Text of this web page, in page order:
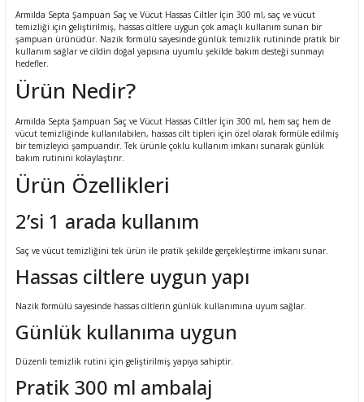
Armilda Septa Şampuan Saç ve Vücut Hassas Ciltler İçin 300 ml, saç ve vücut
temizliği için geliştirilmiş, hassas ciltlere uygun çok amaçlı kullanım sunan bir
şampuan ürünüdür. Nazik formülü sayesinde günlük temizlik rutininde pratik bir
kullanım sağlar ve cildin doğal yapısına uyumlu şekilde bakım desteği sunmayı
hedefler.
Ürün Nedir?
Armilda Septa Şampuan Saç ve Vücut Hassas Ciltler İçin 300 ml, hem saç hem de
vücut temizliğinde kullanılabilen, hassas cilt tipleri için özel olarak formüle edilmiş
bir temizleyici şampuandır. Tek ürünle çoklu kullanım imkanı sunarak günlük
bakım rutinini kolaylaştırır.
Ürün Özellikleri
2’si 1 arada kullanım
Saç ve vücut temizliğini tek ürün ile pratik şekilde gerçekleştirme imkanı sunar.
Hassas ciltlere uygun yapı
Nazik formülü sayesinde hassas ciltlerin günlük kullanımına uyum sağlar.
Günlük kullanıma uygun
Düzenli temizlik rutini için geliştirilmiş yapıya sahiptir.
Pratik 300 ml ambalaj